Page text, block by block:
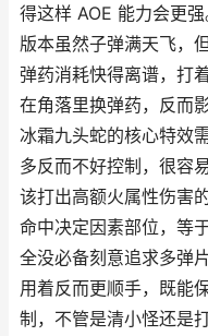
得这样 AOE 能力会更
版本虽然子弹满天飞，
弹药消耗快得离谱，打
在角落里换弹药，反而
冰霜九头蛇的核心特效
多反而不好控制，很容
该打出高额火属性伤害
命中决定因素部位，等
全没必备刻意追求多弹
用着反而更顺手，既能
制，不管是清小怪还是